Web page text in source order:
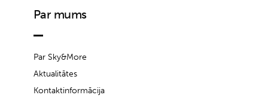
Par mums
Par Sky&More
Aktualitātes
Kontaktinformācija